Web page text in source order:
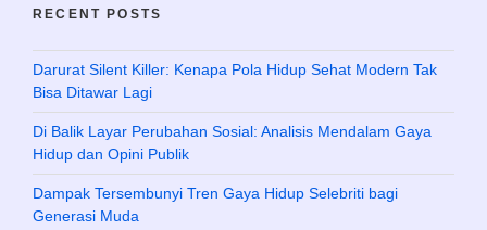
RECENT POSTS
Darurat Silent Killer: Kenapa Pola Hidup Sehat Modern Tak
Bisa Ditawar Lagi
Di Balik Layar Perubahan Sosial: Analisis Mendalam Gaya
Hidup dan Opini Publik
Dampak Tersembunyi Tren Gaya Hidup Selebriti bagi
Generasi Muda